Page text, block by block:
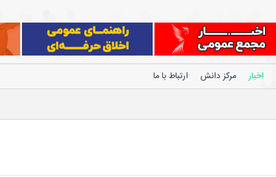
اخبار مرکز دانش ارتباط با ما